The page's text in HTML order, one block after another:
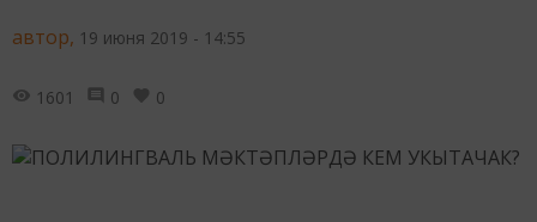
автор, 19 июня 2019 - 14:55
1601 0 0